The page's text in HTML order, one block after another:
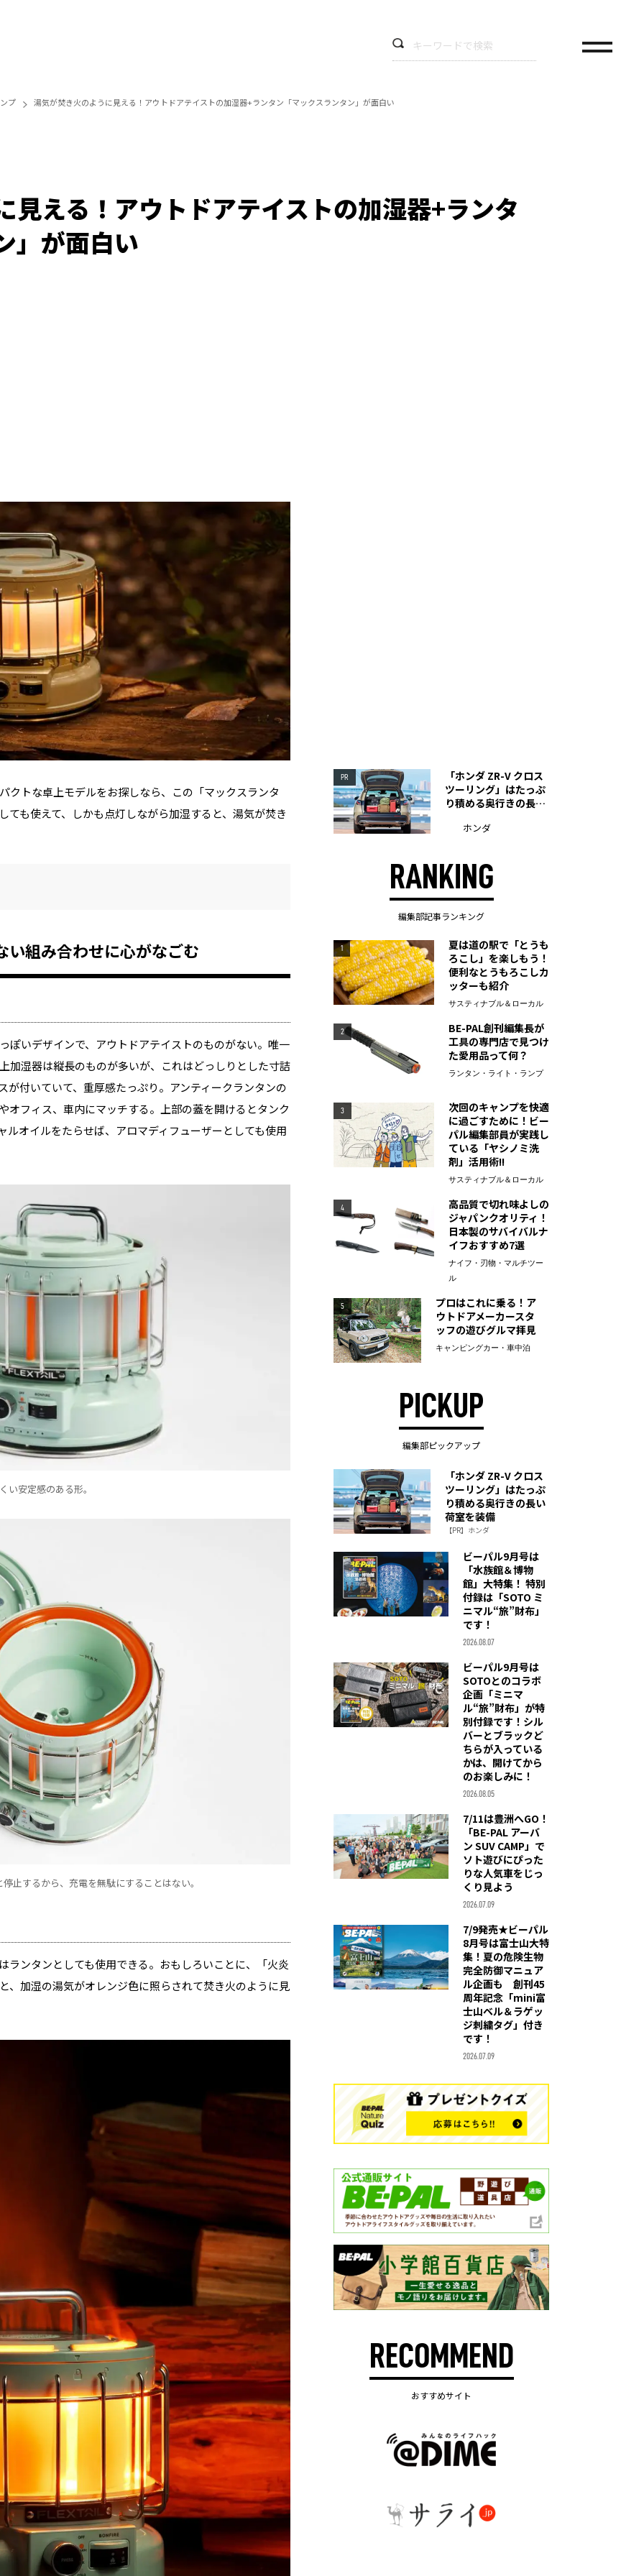
プ 湯気が焚き火のように見える！アウトドアテイストの加湿器+ランタン「マックスランタン」が面白い
見える！アウトドアテイストの加湿器+ランタ
」が面白い
クトな卓上モデルをお探しなら、この「マックスランタ
も使えて、しかも点灯しながら加湿すると、湯気が焚き
い組み合わせに心がなごむ
ぽいデザインで、アウトドアテイストのものがない。唯一
加湿器は縦長のものが多いが、これはどっしりとした寸詰
付いていて、重厚感たっぷり。アンティークランタンの
オフィス、車内にマッチする。上部の蓋を開けるとタンク
オイルをたらせば、アロマディフューザーとしても使用
い安定感のある形。
止するから、充電を無駄にすることはない。
ランタンとしても使用できる。おもしろいことに、「火炎
、加湿の湯気がオレンジ色に照らされて焚き火のように見
PR
「ホンダ ZR-V クロス
ツーリング」はたっぷ
り積める奥行きの長い
ホンダ
RANKING
編集部記事ランキング
1
夏は道の駅で「とうも
ろこし」を楽しもう！
便利なとうもろこしカ
ッターも紹介
サスティナブル＆ローカル
2
BE-PAL創刊編集長が
工具の専門店で見つけ
た愛用品って何？
ランタン・ライト・ランプ
3
次回のキャンプを快適
に過ごすために！ビー
パル編集部員が実践し
ている「ヤシノミ洗
剤」活用術!!
サスティナブル＆ローカル
4
高品質で切れ味よしの
ジャパンクオリティ！
日本製のサバイバルナ
イフおすすめ7選
ナイフ・刃物・マルチツー
ル
5
プロはこれに乗る！ア
ウトドアメーカースタ
ッフの遊びグルマ拝見
キャンピングカー・車中泊
PICKUP
編集部ピックアップ
「ホンダ ZR-V クロス
ツーリング」はたっぷ
り積める奥行きの長い
荷室を装備
【PR】ホンダ
ビーパル9月号は
「水族館＆博物
館」大特集！ 特別
付録は「SOTO ミ
ニマル“旅”財布」
です！
2026.08.07
ビーパル9月号は
SOTOとのコラボ
企画「ミニマ
ル“旅”財布」が特
別付録です！シル
バーとブラックど
ちらが入っている
かは、開けてから
のお楽しみに！
2026.08.05
7/11は豊洲へGO！
「BE-PAL アーバ
ン SUV CAMP」で
ソト遊びにぴった
りな人気車をじっ
くり見よう
2026.07.09
7/9発売★ビーパル
8月号は富士山大特
集！夏の危険生物
完全防御マニュア
ル企画も 創刊45
周年記念「mini富
士山ベル＆ラゲッ
ジ刺繍タグ」付き
です！
2026.07.09
RECOMMEND
おすすめサイト